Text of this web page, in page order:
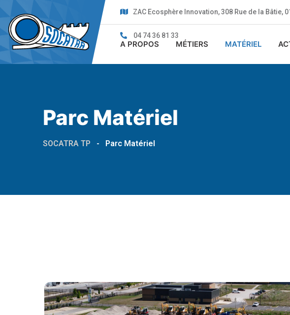
ZAC Ecosphère Innovation, 308 Rue de la Bâtie,
04 74 36 81 33
A PROPOS MÉTIERS MATÉRIEL
Parc Matériel
SOCATRA TP - Parc Matériel